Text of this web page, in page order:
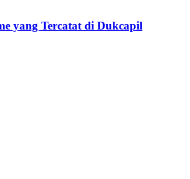
yang Tercatat di Dukcapil